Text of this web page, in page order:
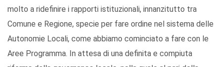
molto a ridefinire i rapporti istituzionali, innanzitutto tra
Comune e Regione, specie per fare ordine nel sistema delle
Autonomie Locali, come abbiamo cominciato a fare con le
Aree Programma. In attesa di una definita e compiuta